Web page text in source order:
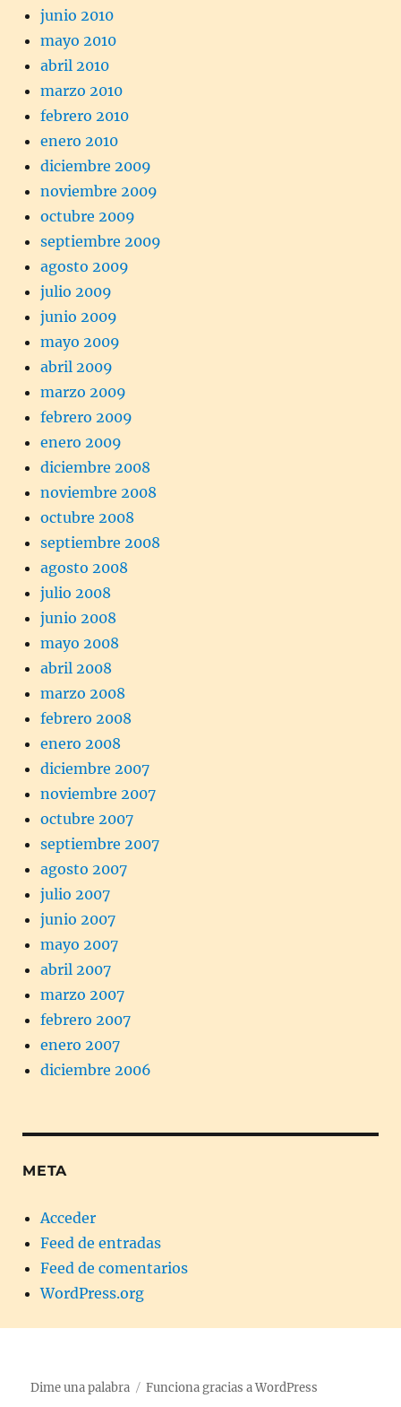
junio 2010
mayo 2010
abril 2010
marzo 2010
febrero 2010
enero 2010
diciembre 2009
noviembre 2009
octubre 2009
septiembre 2009
agosto 2009
julio 2009
junio 2009
mayo 2009
abril 2009
marzo 2009
febrero 2009
enero 2009
diciembre 2008
noviembre 2008
octubre 2008
septiembre 2008
agosto 2008
julio 2008
junio 2008
mayo 2008
abril 2008
marzo 2008
febrero 2008
enero 2008
diciembre 2007
noviembre 2007
octubre 2007
septiembre 2007
agosto 2007
julio 2007
junio 2007
mayo 2007
abril 2007
marzo 2007
febrero 2007
enero 2007
diciembre 2006
META
Acceder
Feed de entradas
Feed de comentarios
WordPress.org
Dime una palabra Funciona gracias a WordPress